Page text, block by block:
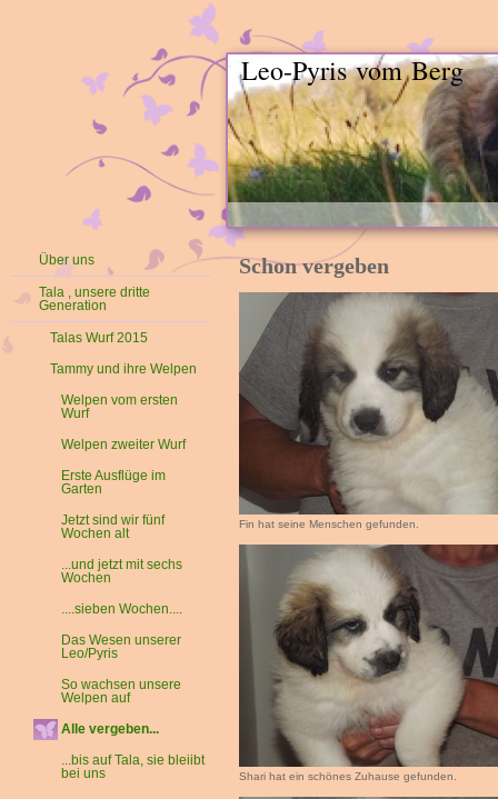
Leo-Pyris vom Berg
Über uns
Tala , unsere dritte
Generation
Talas Wurf 2015
Tammy und ihre Welpen
Welpen vom ersten
Wurf
Welpen zweiter Wurf
Erste Ausflüge im
Garten
Jetzt sind wir fünf
Wochen alt
...und jetzt mit sechs
Wochen
....sieben Wochen....
Das Wesen unserer
Leo/Pyris
So wachsen unsere
Welpen auf
Alle vergeben...
...bis auf Tala, sie bleiibt
bei uns
Schon vergeben
Fin hat seine Menschen gefunden.
Shari hat ein schönes Zuhause gefunden.